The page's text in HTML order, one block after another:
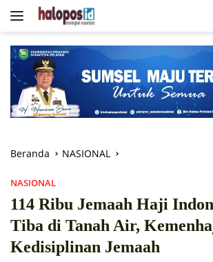
Langsung
Beranda NASIONAL
NASIONAL
114 Ribu Jemaah Haji
Tiba di Tanah Air,
Kedisiplinan Jemaah